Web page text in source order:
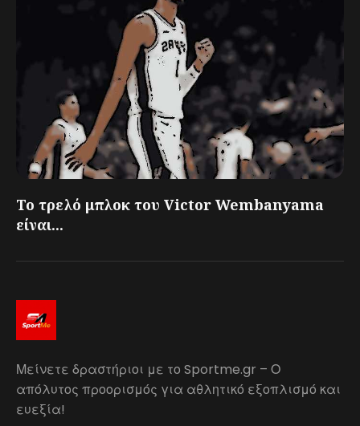
Το τρελό μπλοκ του Victor Wembanyama
είναι...
Μείνετε δραστήριοι με το Sportme.gr – Ο
απόλυτος προορισμός για αθλητικό εξοπλισμό και
ευεξία!